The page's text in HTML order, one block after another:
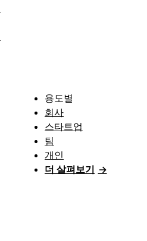
용도별
회사
스타트업
팀
개인
더 살펴보기 →